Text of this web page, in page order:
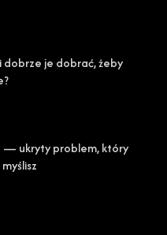
dobrze je dobrać, żeby
— ukryty problem, który